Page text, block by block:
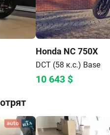
Honda NC 750X
DCT (58 к.с.) Base
10 643 $